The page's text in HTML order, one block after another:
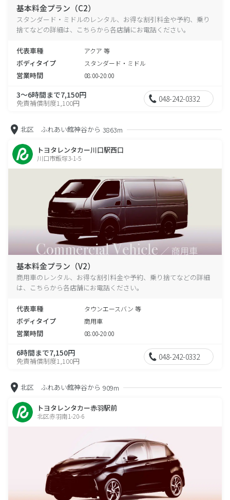
基本料金プラン（C2）
スタンダード・ミドルのレンタル、お得な割引料金や予約、乗り
捨てなどの詳細は、こちらから各店舗にお電話ください。
代表車種 アクア 等
ボディタイプ スタンダード・ミドル
営業時間 08:00-20:00
3～6時間まで7,150円
免責補償制度1,100円 048-242-0332
北区 ふれあい館神谷から 3863m
トヨタレンタカー川口駅西口
川口市飯塚3-1-5
基本料金プラン（V2）
商用車のレンタル、お得な割引料金や予約、乗り捨てなどの詳細
は、こちらから各店舗にお電話ください。
代表車種 タウンエースバン 等
ボディタイプ 商用車
営業時間 08:00-20:00
6時間まで7,150円
免責補償制度1,100円 048-242-0332
北区 ふれあい館神谷から 909m
トヨタレンタカー赤羽駅前
北区赤羽南1-20-6